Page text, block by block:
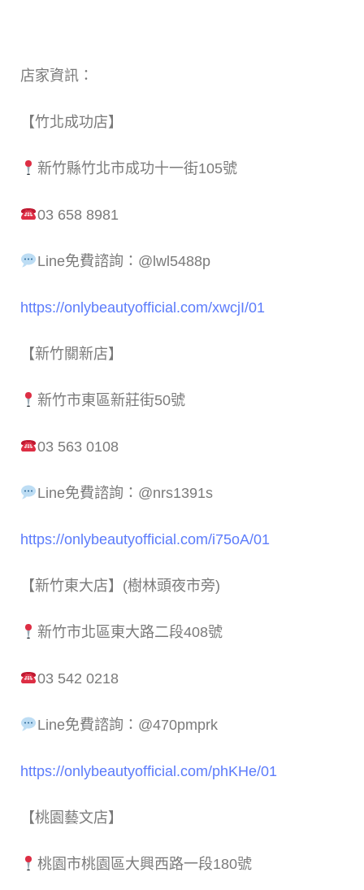
店家資訊：
【竹北成功店】
新竹縣竹北市成功十一街105號
03 658 8981
Line免費諮詢：@lwl5488p
https://onlybeautyofficial.com/xwcjI/01
【新竹關新店】
新竹市東區新莊街50號
03 563 0108
Line免費諮詢：@nrs1391s
https://onlybeautyofficial.com/i75oA/01
【新竹東大店】(樹林頭夜市旁)
新竹市北區東大路二段408號
03 542 0218
Line免費諮詢：@470pmprk
https://onlybeautyofficial.com/phKHe/01
【桃園藝文店】
桃園市桃園區大興西路一段180號